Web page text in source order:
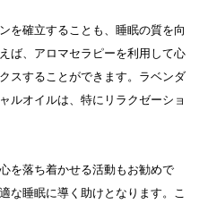
を確立することも、睡眠の質を向
ば、アロマセラピーを利用して心
スすることができます。ラベンダ
ルオイルは、特にリラクゼーショ
を落ち着かせる活動もお勧めで
な睡眠に導く助けとなります。こ